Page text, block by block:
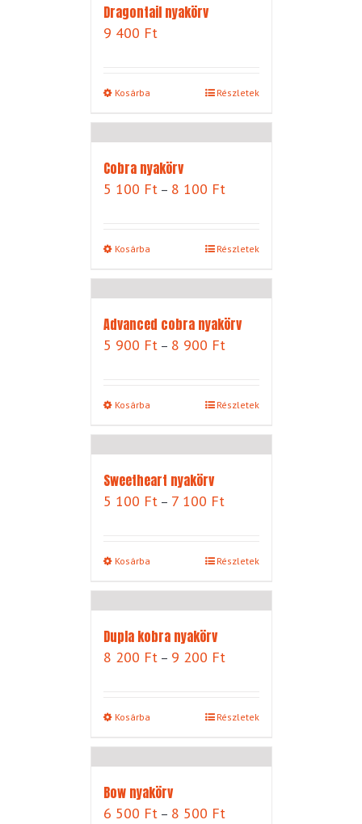
Dragontail nyakörv
9 400 Ft
Kosárba Részletek
Cobra nyakörv
5 100 Ft – 8 100 FtÁrtartomány:
-
Kosárba Részletek
Advanced cobra nyakörv
5 900 Ft – 8 900 FtÁrtartomány:
-
Kosárba Részletek
Sweetheart nyakörv
5 100 Ft – 7 100 FtÁrtartomány:
-
Kosárba Részletek
Dupla kobra nyakörv
8 200 Ft – 9 200 FtÁrtartomány:
-
Kosárba Részletek
Bow nyakörv
6 500 Ft – 8 500 FtÁrtartomány: